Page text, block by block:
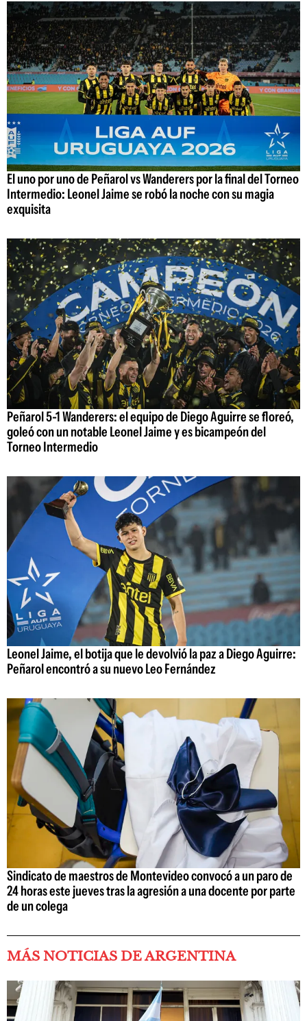
El uno por uno de Peñarol vs Wanderers por la final del Torneo
Intermedio: Leonel Jaime se robó la noche con su magia
exquisita
Peñarol 5-1 Wanderers: el equipo de Diego Aguirre se floreó,
goleó con un notable Leonel Jaime y es bicampeón del
Torneo Intermedio
Leonel Jaime, el botija que le devolvió la paz a Diego Aguirre:
Peñarol encontró a su nuevo Leo Fernández
Sindicato de maestros de Montevideo convocó a un paro de
24 horas este jueves tras la agresión a una docente por parte
de un colega
MÁS NOTICIAS DE ARGENTINA